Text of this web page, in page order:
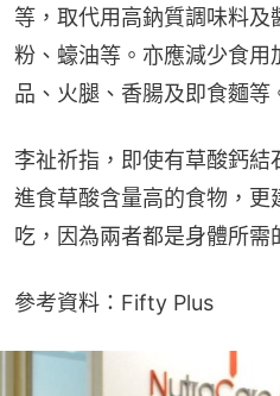
等，取代用高鈉質調味料及
粉、蠔油等。亦應減少食用
品、火腿、香腸及即食麵等
李祉祈指，即使有草酸鈣
進食草酸含量高的食物，更
吃，因為兩者都是身體所需
參考資料：Fifty Plus